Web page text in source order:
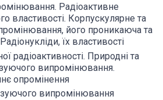
Радіоактивне
властивості. Корпускулярне та
його проникаюча та
їх властивості
радіоактивності. Природні та
випромінювання.
опромінення
випромінювання